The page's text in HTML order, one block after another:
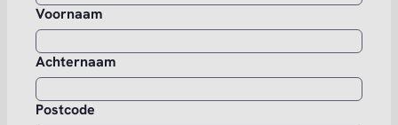
Voornaam
Achternaam
Postcode